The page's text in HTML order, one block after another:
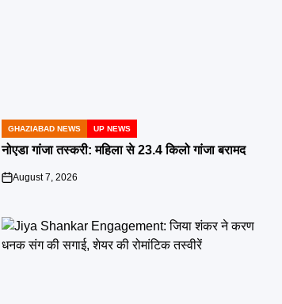
POSTED
IN
GHAZIABAD NEWS UP NEWS
नोएडा गांजा तस्करी: महिला से 23.4 किलो गांजा बरामद
on
August 7, 2026